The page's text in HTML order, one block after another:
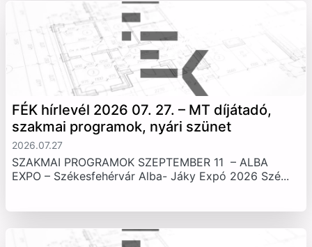
FÉK hírlevél 2026 07. 27. – MT díjátadó,
szakmai programok, nyári szünet
2026.07.27
SZAKMAI PROGRAMOK SZEPTEMBER 11 – ALBA
EXPO – Székesfehérvár Alba- Jáky Expó 2026 Szé...